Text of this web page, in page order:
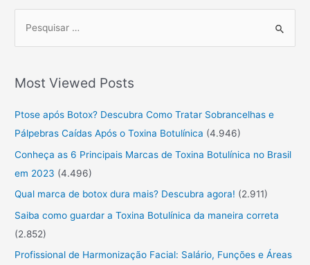
r
c
r
:
Most Viewed Posts
Ptose após Botox? Descubra Como Tratar Sobrancelhas e
Pálpebras Caídas Após o Toxina Botulínica (4.946)
Conheça as 6 Principais Marcas de Toxina Botulínica no Brasil
em 2023 (4.496)
Qual marca de botox dura mais? Descubra agora! (2.911)
Saiba como guardar a Toxina Botulínica da maneira correta
(2.852)
Profissional de Harmonização Facial: Salário, Funções e Áreas